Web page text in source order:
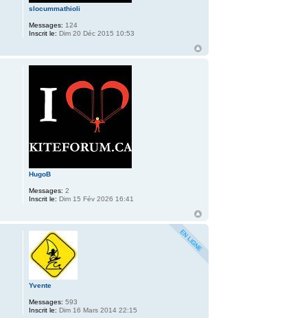
slocummathioli
Messages: 124
Inscrit le: Dim 20 Déc 2015 10:53
HugoB
Messages: 2
Inscrit le: Dim 15 Fév 2026 16:41
Yvente
Messages: 593
Inscrit le: Dim 16 Mars 2014 22:15